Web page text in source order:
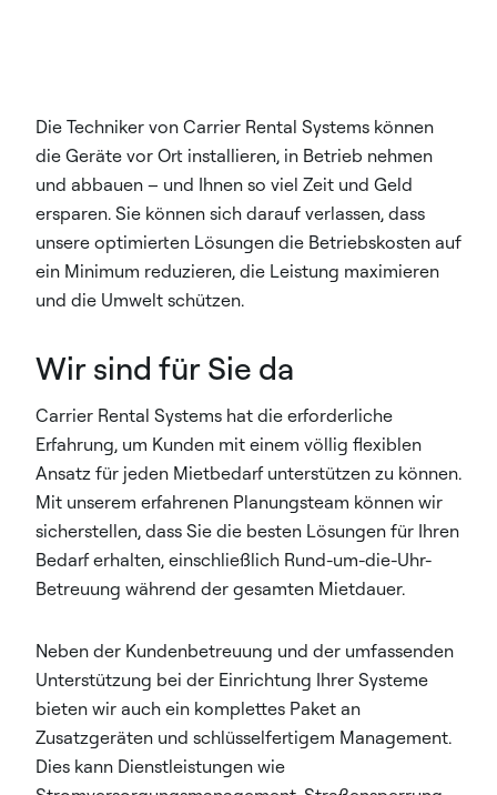
Die Techniker von Carrier Rental Systems können
die Geräte vor Ort installieren, in Betrieb nehmen
und abbauen – und Ihnen so viel Zeit und Geld
ersparen. Sie können sich darauf verlassen, dass
unsere optimierten Lösungen die Betriebskosten auf
ein Minimum reduzieren, die Leistung maximieren
und die Umwelt schützen.​
Wir sind für Sie da
Carrier Rental Systems hat die erforderliche
Erfahrung, um Kunden mit einem völlig flexiblen
Ansatz für jeden Mietbedarf unterstützen zu können.
Mit unserem erfahrenen Planungsteam können wir
sicherstellen, dass Sie die besten Lösungen für Ihren
Bedarf erhalten, einschließlich Rund-um-die-Uhr-
Betreuung während der gesamten Mietdauer.​
Neben der Kundenbetreuung und der umfassenden
Unterstützung bei der Einrichtung Ihrer Systeme
bieten wir auch ein komplettes Paket an
Zusatzgeräten und schlüsselfertigem Management.
Dies kann Dienstleistungen wie